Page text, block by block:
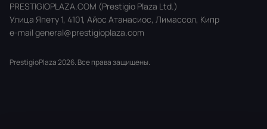
PRESTIGIOPLAZA.COM (Prestigio Plaza Ltd.)
Улица Япету 1, 4101, Айос Атанасиос, Лимассол, Кипр
e-mail general@prestigioplaza.com
PrestigioPlaza 2026. Все права защищены.